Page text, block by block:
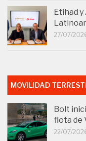
Etihad
27/07/
MOVILIDAD
Bolt
flota de
22/07/